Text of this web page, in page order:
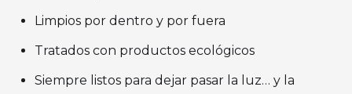
Limpios por dentro y por fuera
Tratados con productos ecológicos
Siempre listos para dejar pasar la luz… y la